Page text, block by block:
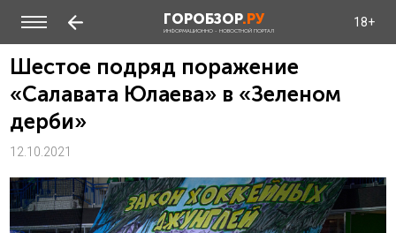
ГОРОБЗОР.РУ
ИНФОРМАЦИОННО - НОВОСТНОЙ ПОРТАЛ
18+
Шестое подряд поражение
«Салавата Юлаева» в «Зеленом
дерби»
12.10.2021